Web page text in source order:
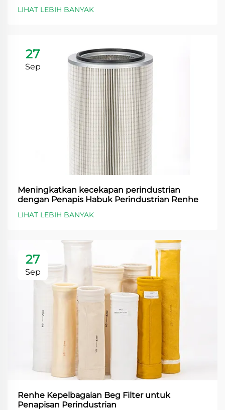
LIHAT LEBIH BANYAK
27
Sep
Meningkatkan kecekapan perindustrian
dengan Penapis Habuk Perindustrian Renhe
LIHAT LEBIH BANYAK
27
Sep
Renhe Kepelbagaian Beg Filter untuk
Penapisan Perindustrian